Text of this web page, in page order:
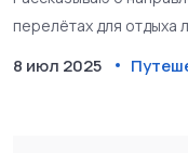
перелётах для отдыха
8 июл 2025